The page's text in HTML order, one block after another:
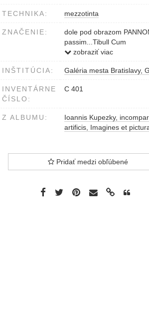
TECHNIKA: mezzotinta
ZNAČENIE:
dole pod obrazom
passim...Tibull Cum
Priv.Caes.Maj.
pinx.
juxta Originale sculps. et
zobraziť viac
INŠTITÚCIA: Galéria mesta Bratislavy,
INVENTÁRNE
ČÍSLO:
C 401
Z ALBUMU:
Ioannis Kupezky,
artificis, Imagines et
Pridať medzi obľúbené